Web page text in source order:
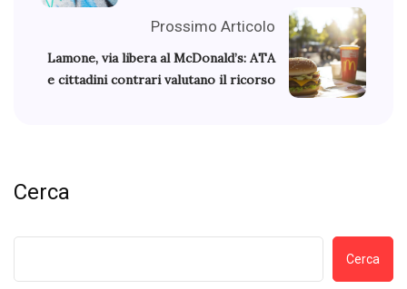
Prossimo Articolo
Lamone, via libera al McDonald’s: ATA
e cittadini contrari valutano il ricorso
Cerca
Cerca